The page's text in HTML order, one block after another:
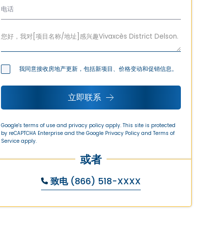
我同意接收房地产更新，包括新项目、价格变动和促销信息。
立即联系
Google's terms of use and privacy policy apply. This site is protected
by reCAPTCHA Enterprise and the Google Privacy Policy and Terms of
Service apply.
或者
致电 (866) 518-XXXX